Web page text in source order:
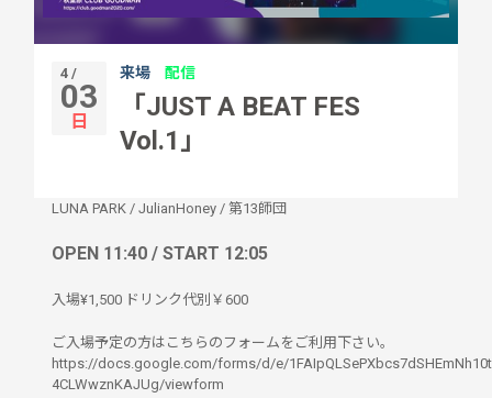
4 /
03
日
来場 配信
「JUST A BEAT FES
Vol.1」
LUNA PARK / JulianHoney / 第13師団
OPEN 11:40 / START 12:05
入場¥1,500 ドリンク代別￥600
ご入場予定の方はこちらのフォームをご利用下さい。
https://docs.google.com/forms/d/e/
4CLWwznKAJUg/viewform